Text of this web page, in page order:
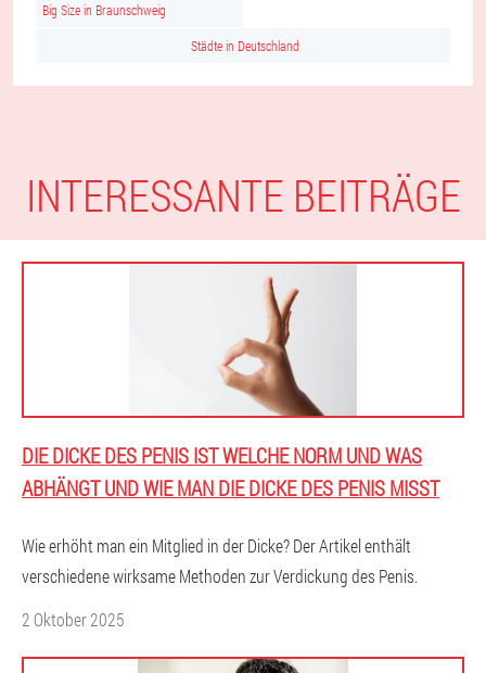
Big Size in Braunschweig
Städte in Deutschland
INTERESSANTE BEITRÄGE
DIE DICKE DES PENIS IST WELCHE NORM UND WAS
ABHÄNGT UND WIE MAN DIE DICKE DES PENIS MISST
Wie erhöht man ein Mitglied in der Dicke? Der Artikel enthält
verschiedene wirksame Methoden zur Verdickung des Penis.
2 Oktober 2025